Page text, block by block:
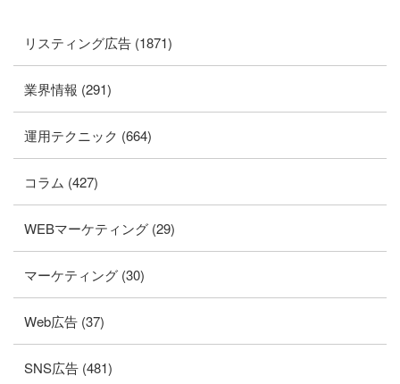
リスティング広告 (1871)
業界情報 (291)
運用テクニック (664)
コラム (427)
WEBマーケティング (29)
マーケティング (30)
Web広告 (37)
SNS広告 (481)